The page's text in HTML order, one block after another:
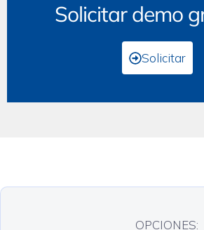
Solicitar demo
Solicitar
OPCIONES: